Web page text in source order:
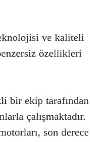
ve kaliteli
özellikleri
bir ekip tarafından
çalışmaktadır.
son derece